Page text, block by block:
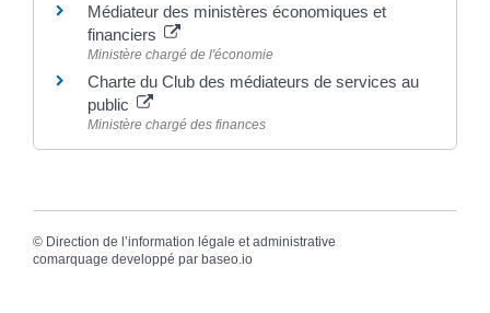
Médiateur des ministères économiques et
financiers
Ministère chargé de l'économie
Charte du Club des médiateurs de services au
public
Ministère chargé des finances
© Direction de l’information légale et administrative
comarquage developpé par baseo.io